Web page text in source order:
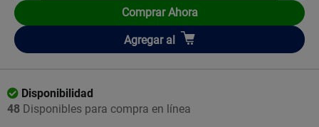
Comprar Ahora
Añadir
Agregar al
Disponibilidad
48 Disponibles para compra en línea